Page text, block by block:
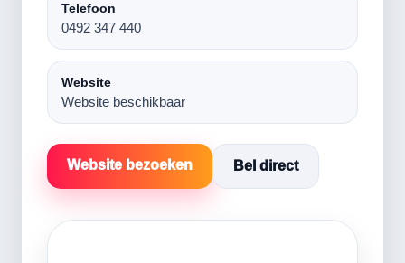
Telefoon
0492 347 440
Website
Website beschikbaar
Website bezoeken Bel direct